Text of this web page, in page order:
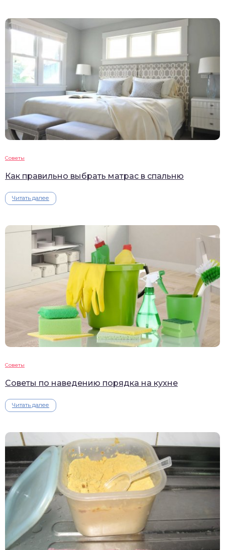
Советы
Как правильно выбрать матрас в спальню
Читать далее
Советы
Советы по наведению порядка на кухне
Читать далее